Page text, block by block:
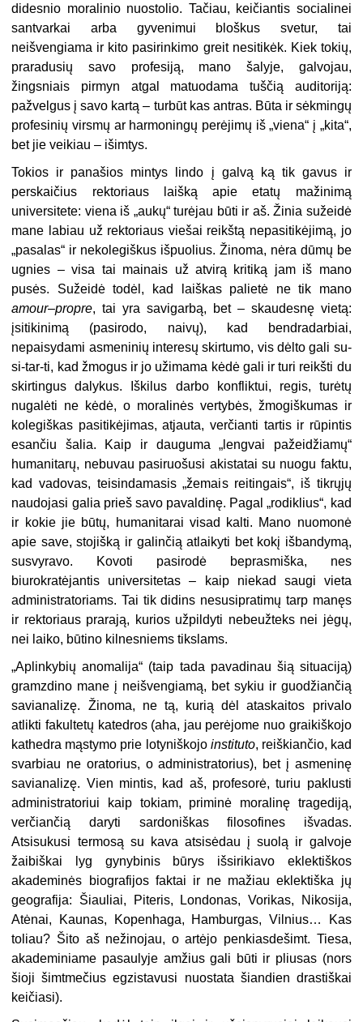
didesnio moralinio nuostolio. Tačiau, keičiantis socialinei
santvarkai arba gyvenimui bloškus svetur, tai
neišvengiama ir kito pasirinkimo greit nesitikėk. Kiek tokių,
praradusių savo profesiją, mano šalyje, galvojau,
žingsniais pirmyn atgal matuodama tuščią auditoriją:
pažvelgus į savo kartą – turbūt kas antras. Būta ir sėkmingų
profesinių virsmų ar harmoningų perėjimų iš „viena“ į „kita“,
bet jie veikiau – išimtys.
Tokios ir panašios mintys lindo į galvą ką tik gavus ir
perskaičius rektoriaus laišką apie etatų mažinimą
universitete: viena iš „aukų“ turėjau būti ir aš. Žinia sužeidė
mane labiau už rektoriaus viešai reikštą nepasitikėjimą, jo
„pasalas“ ir nekolegiškus išpuolius. Žinoma, nėra dūmų be
ugnies – visa tai mainais už atvirą kritiką jam iš mano
pusės. Sužeidė todėl, kad laiškas palietė ne tik mano
amour–propre, tai yra savigarbą, bet – skaudesnę vietą:
įsitikinimą (pasirodo, naivų), kad bendradarbiai,
nepaisydami asmeninių interesų skirtumo, vis dėlto gali su-
si-tar-ti, kad žmogus ir jo užimama kėdė gali ir turi reikšti du
skirtingus dalykus. Iškilus darbo konfliktui, regis, turėtų
nugalėti ne kėdė, o moralinės vertybės, žmogiškumas ir
kolegiškas pasitikėjimas, atjauta, verčianti tartis ir rūpintis
esančiu šalia. Kaip ir dauguma „lengvai pažeidžiamų“
humanitarų, nebuvau pasiruošusi akistatai su nuogu faktu,
kad vadovas, teisindamasis „žemais reitingais“, iš tikrųjų
naudojasi galia prieš savo pavaldinę. Pagal „rodiklius“, kad
ir kokie jie būtų, humanitarai visad kalti. Mano nuomonė
apie save, stojišką ir galinčią atlaikyti bet kokį išbandymą,
susvyravo. Kovoti pasirodė beprasmiška, nes
biurokratėjantis universitetas – kaip niekad saugi vieta
administratoriams. Tai tik didins nesusipratimų tarp manęs
ir rektoriaus prarają, kurios užpildyti nebeužteks nei jėgų,
nei laiko, būtino kilnesniems tikslams.
„Aplinkybių anomalija“ (taip tada pavadinau šią situaciją)
gramzdino mane į neišvengiamą, bet sykiu ir guodžiančią
savianalizę. Žinoma, ne tą, kurią dėl ataskaitos privalo
atlikti fakultetų katedros (aha, jau perėjome nuo graikiškojo
kathedra mąstymo prie lotyniškojo instituto, reiškiančio, kad
svarbiau ne oratorius, o administratorius), bet į asmeninę
savianalizę. Vien mintis, kad aš, profesorė, turiu paklusti
administratoriui kaip tokiam, priminė moralinę tragediją,
verčiančią daryti sardoniškas filosofines išvadas.
Atsisukusi termosą su kava atsisėdau į suolą ir galvoje
žaibiškai lyg gynybinis būrys išsirikiavo eklektiškos
akademinės biografijos faktai ir ne mažiau eklektiška jų
geografija: Šiauliai, Piteris, Londonas, Vorikas, Nikosija,
Atėnai, Kaunas, Kopenhaga, Hamburgas, Vilnius… Kas
toliau? Šito aš nežinojau, o artėjo penkiasdešimt. Tiesa,
akademiniame pasaulyje amžius gali būti ir pliusas (nors
šioji šimtmečius egzistavusi nuostata šiandien drastiškai
keičiasi).